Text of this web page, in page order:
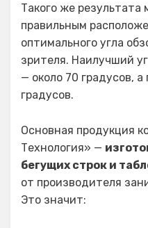
Такого же
правильным
оптимального угла
зрителя. Наилучший
— около 70 градусов,
градусов.
Основная продукция
Технология» —
бегущих строк и
от производителя
Это значит: